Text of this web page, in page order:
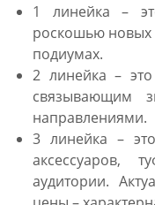
1 линейка –
роскошью новых
подиумах.
2 линейка –
связывающим
направлениями.
3 линейка –
аксессуаров,
аудитории.